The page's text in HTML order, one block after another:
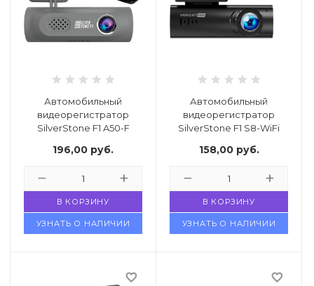
Автомобильный
видеорегистратор
SilverStone F1 A50-F
196,00 руб.
В КОРЗИНУ
УЗНАТЬ О НАЛИЧИИ
Автомобильный
видеорегистратор
SilverStone F1 S8-WiFi
158,00 руб.
В КОРЗИНУ
УЗНАТЬ О НАЛИЧИИ
favorite_border
favorite_border